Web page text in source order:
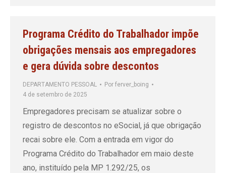
Programa Crédito do Trabalhador impõe
obrigações mensais aos empregadores
e gera dúvida sobre descontos
DEPARTAMENTO PESSOAL Por ferver_boing
4 de setembro de 2025
Empregadores precisam se atualizar sobre o
registro de descontos no eSocial, já que obrigação
recai sobre ele. Com a entrada em vigor do
Programa Crédito do Trabalhador em maio deste
ano, instituído pela MP 1.292/25, os